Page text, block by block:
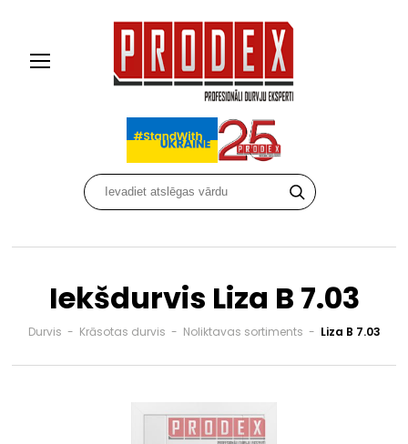
Iekšdurvis Liza B 7.03
Durvis - Krāsotas durvis - Noliktavas sortiments - Liza B 7.03